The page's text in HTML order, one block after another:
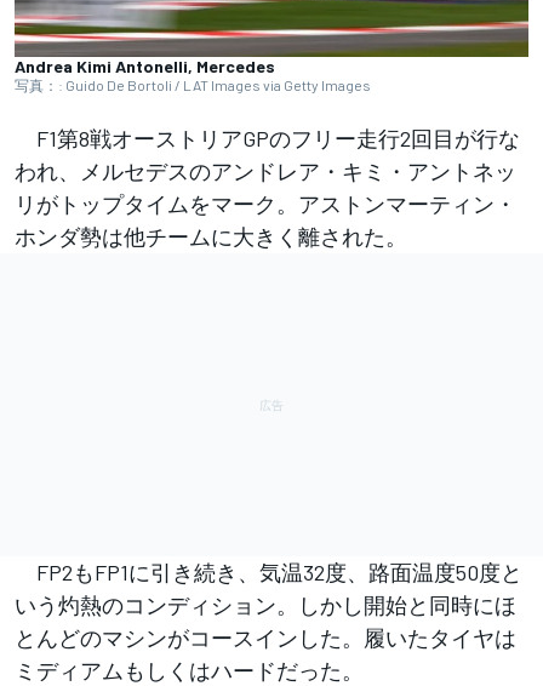
Andrea Kimi Antonelli, Mercedes
写真：: Guido De Bortoli / LAT Images via Getty Images
F1第8戦オーストリアGPのフリー走行2回目が行な
われ、メルセデスのアンドレア・キミ・アントネッ
リがトップタイムをマーク。アストンマーティン・
ホンダ勢は他チームに大きく離された。
FP2もFP1に引き続き、気温32度、路面温度50度と
いう灼熱のコンディション。しかし開始と同時にほ
とんどのマシンがコースインした。履いたタイヤは
ミディアムもしくはハードだった。